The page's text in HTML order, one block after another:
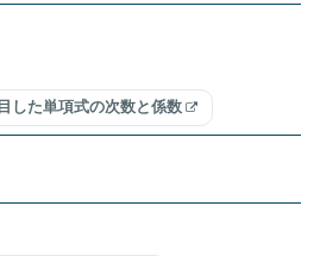
した単項式の次数と係数